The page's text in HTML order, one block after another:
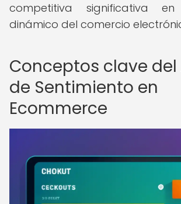
competitiva significativa
dinámico del comercio
Conceptos clave del
de Sentimiento en
Ecommerce